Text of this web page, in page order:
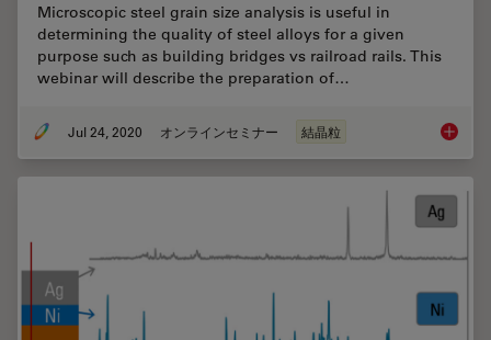
Microscopic steel grain size analysis is useful in
determining the quality of steel alloys for a given
purpose such as building bridges vs railroad rails. This
webinar will describe the preparation of…
Jul 24, 2020 オンラインセミナー 結晶粒